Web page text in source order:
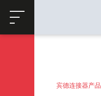
购物车
宾德连接器产品